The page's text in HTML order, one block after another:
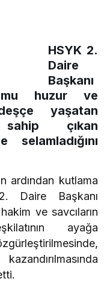
HSYK 2.
Daire
Başkanı
huzur ve
yaşatan
çıkan
selamladığını
ardından kutlama
Daire Başkanı
ve savcıların
ayağa